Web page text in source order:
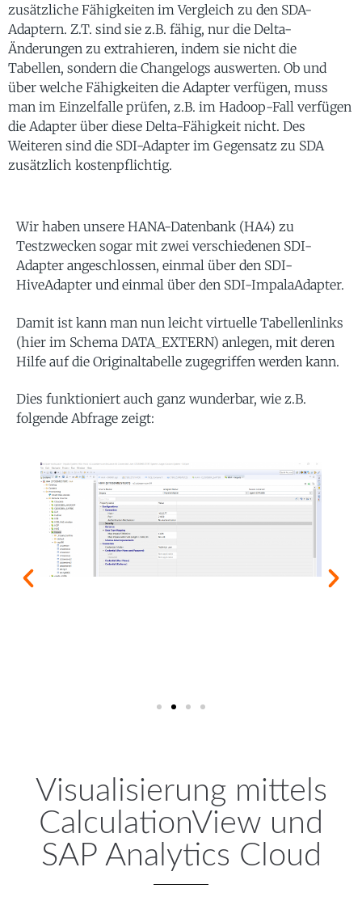
zusätzliche Fähigkeiten im Vergleich zu den SDA-
Adaptern. Z.T. sind sie z.B. fähig, nur die Delta-
Änderungen zu extrahieren, indem sie nicht die
Tabellen, sondern die Changelogs auswerten. Ob und
über welche Fähigkeiten die Adapter verfügen, muss
man im Einzelfalle prüfen, z.B. im Hadoop-Fall verfügen
die Adapter über diese Delta-Fähigkeit nicht. Des
Weiteren sind die SDI-Adapter im Gegensatz zu SDA
zusätzlich kostenpflichtig.
Wir haben unsere HANA-Datenbank (HA4) zu
Testzwecken sogar mit zwei verschiedenen SDI-
Adapter angeschlossen, einmal über den SDI-
HiveAdapter und einmal über den SDI-ImpalaAdapter.
Damit ist kann man nun leicht virtuelle Tabellenlinks
(hier im Schema DATA_EXTERN) anlegen, mit deren
Hilfe auf die Originaltabelle zugegriffen werden kann.
Dies funktioniert auch ganz wunderbar, wie z.B.
folgende Abfrage zeigt:
Visualisierung mittels
CalculationView und
SAP Analytics Cloud